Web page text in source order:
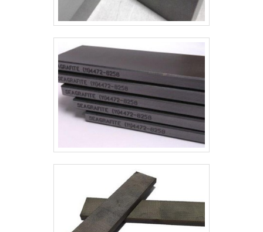
despercebidos e podem gerar
prejuízo futuros para os clientes.É
por tudo isso que a Kaelved Indústria
e Comércio é uma empresa
comprometida com seus serviços
quando falamos do segmento de
fabricante de juntas industriais. A
empresa foca tudo que há de mais
atual para garantir a qualidade final
para cada cliente.QUALIDADES E
PONTOS FORTES DA EMPRESANa
Kaelved Indústria e Comércio existe
variedade e qualidade quando o
assunto for fabricante de juntas
industriais. Os clientes encontram